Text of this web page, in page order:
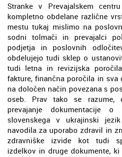
Stranke v Prevajalskem
kompletno obdelane različne
mestu tukaj mislimo na
sodni tolmači in prevajalci
podjetja in poslovnih
obdelujejo tudi sklep o
tudi letna in revizijska
fakture, finančna poročila in
na določen način povezana s
oseb. Prav tako se razume,
prevajanje dokumentacije
slovenskega v ukrajinski
navodila za uporabo zdravil in
zdravniške izvide kot tudi
izdelkov in druge dokumente,